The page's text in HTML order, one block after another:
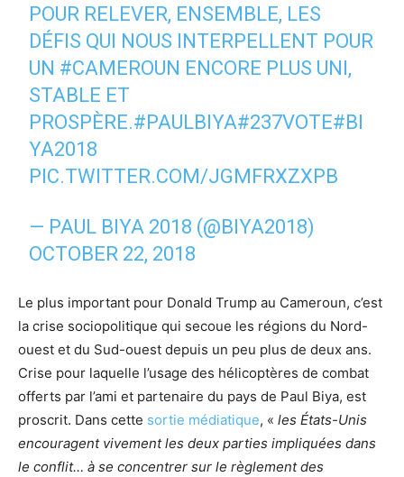
POUR RELEVER, ENSEMBLE, LES
DÉFIS QUI NOUS INTERPELLENT POUR
UN #CAMEROUN ENCORE PLUS UNI,
STABLE ET
PROSPÈRE.#PAULBIYA#237VOTE#BI
YA2018
PIC.TWITTER.COM/JGMFRXZXPB
— PAUL BIYA 2018 (@BIYA2018)
OCTOBER 22, 2018
Le plus important pour Donald Trump au Cameroun, c’est
la crise sociopolitique qui secoue les régions du Nord-
ouest et du Sud-ouest depuis un peu plus de deux ans.
Crise pour laquelle l’usage des hélicoptères de combat
offerts par l’ami et partenaire du pays de Paul Biya, est
proscrit. Dans cette sortie médiatique, « les États-Unis
encouragent vivement les deux parties impliquées dans
le conflit… à se concentrer sur le règlement des